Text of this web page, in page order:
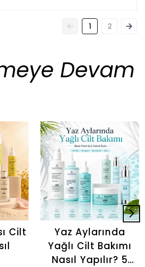
1 2
Devam
Cilt
Yaz Aylarında
Yağlı Cilt Bakımı
Nasıl Yapılır? 5